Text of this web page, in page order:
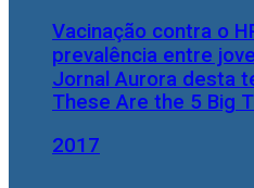
These Are the 5 Big
2017
Vacinação contra o
prevalência entre
Jornal Aurora desta